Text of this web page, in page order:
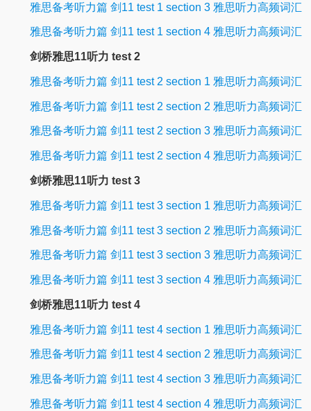
雅思备考听力篇 剑11 test 1 section 3 雅思听力高频词汇
雅思备考听力篇 剑11 test 1 section 4 雅思听力高频词汇
剑桥雅思11听力 test 2
雅思备考听力篇 剑11 test 2 section 1 雅思听力高频词汇
雅思备考听力篇 剑11 test 2 section 2 雅思听力高频词汇
雅思备考听力篇 剑11 test 2 section 3 雅思听力高频词汇
雅思备考听力篇 剑11 test 2 section 4 雅思听力高频词汇
剑桥雅思11听力 test 3
雅思备考听力篇 剑11 test 3 section 1 雅思听力高频词汇
雅思备考听力篇 剑11 test 3 section 2 雅思听力高频词汇
雅思备考听力篇 剑11 test 3 section 3 雅思听力高频词汇
雅思备考听力篇 剑11 test 3 section 4 雅思听力高频词汇
剑桥雅思11听力 test 4
雅思备考听力篇 剑11 test 4 section 1 雅思听力高频词汇
雅思备考听力篇 剑11 test 4 section 2 雅思听力高频词汇
雅思备考听力篇 剑11 test 4 section 3 雅思听力高频词汇
雅思备考听力篇 剑11 test 4 section 4 雅思听力高频词汇